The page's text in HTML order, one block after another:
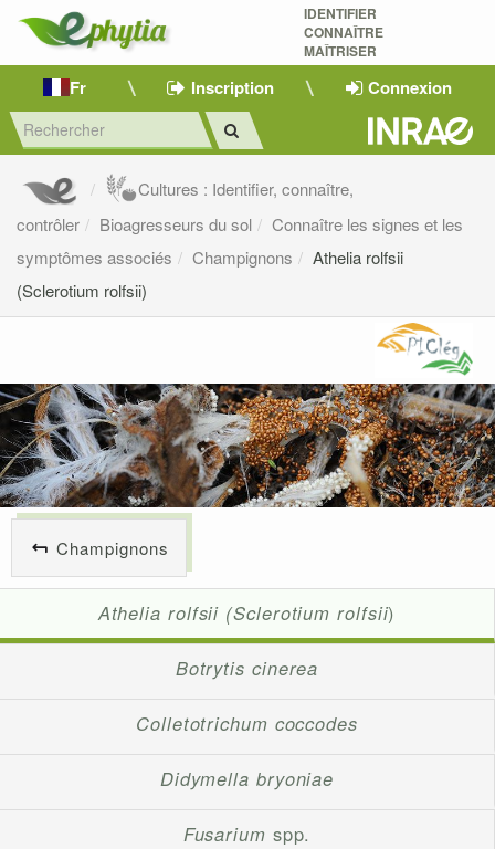
IDENTIFIER
CONNAÎTRE
MAÎTRISER
Fr Inscription Connexion
Cultures : Identifier, connaître,
contrôler
Bioagresseurs du sol
Connaître les signes et les
symptômes associés
Champignons
Athelia rolfsii
(Sclerotium rolfsii)
Champignons
Athelia rolfsii (Sclerotium rolfsii)
Botrytis cinerea
Colletotrichum coccodes
Didymella bryoniae
Fusarium spp.